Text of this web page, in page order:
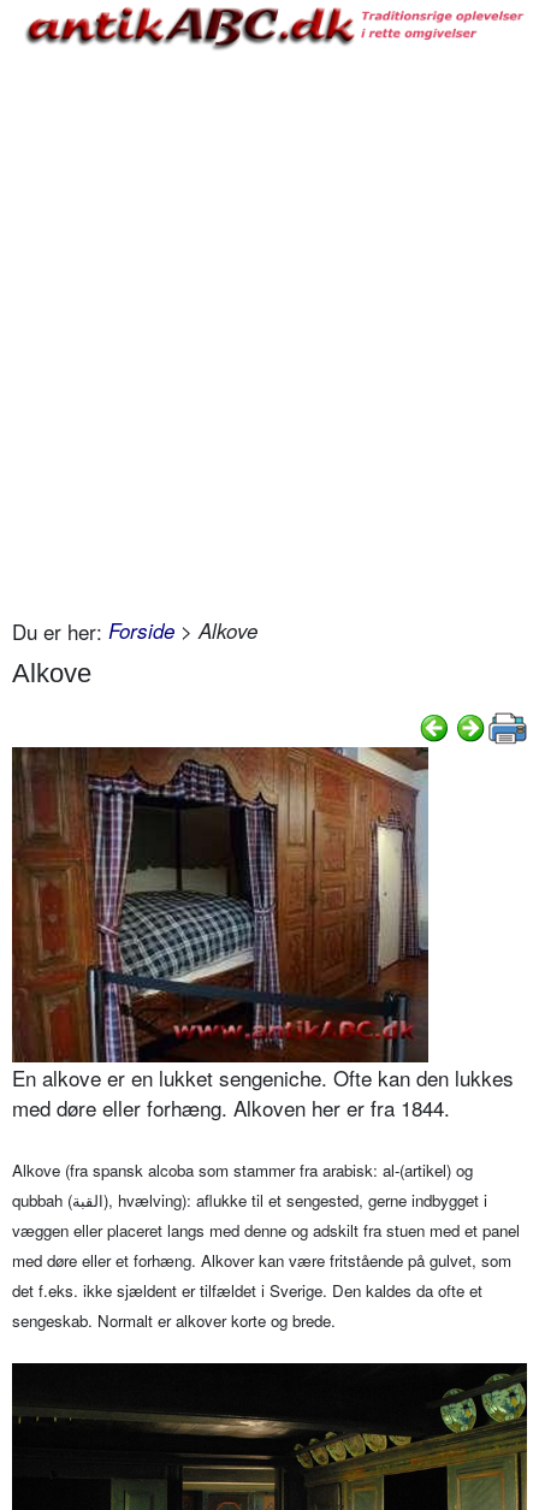
Du er her: Forside > Alkove
Alkove
En alkove er en lukket sengeniche. Ofte kan den lukkes
med døre eller forhæng. Alkoven her er fra 1844.
Alkove (fra spansk alcoba som stammer fra arabisk: al-(artikel) og
qubbah (القبة), hvælving): aflukke til et sengested, gerne indbygget i
væggen eller placeret langs med denne og adskilt fra stuen med et panel
med døre eller et forhæng. Alkover kan være fritstående på gulvet, som
det f.eks. ikke sjældent er tilfældet i Sverige. Den kaldes da ofte et
sengeskab. Normalt er alkover korte og brede.